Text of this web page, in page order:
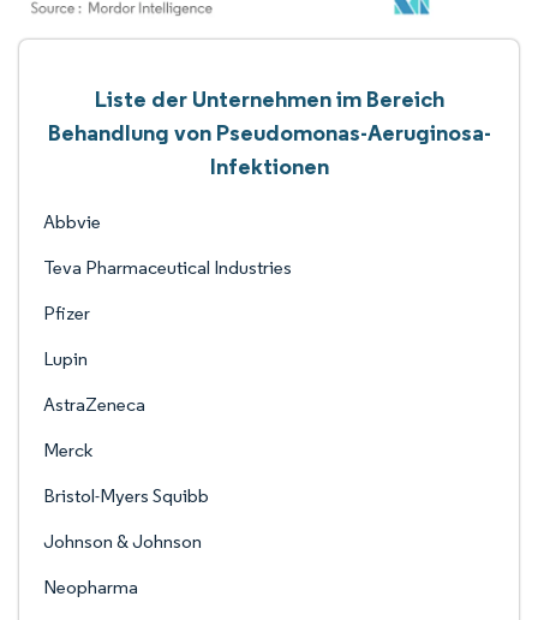
Liste der Unternehmen im Bereich
Behandlung von Pseudomonas-Aeruginosa-
Infektionen
Abbvie
Teva Pharmaceutical Industries
Pfizer
Lupin
AstraZeneca
Merck
Bristol-Myers Squibb
Johnson & Johnson
Neopharma